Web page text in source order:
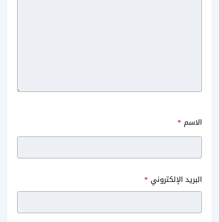
الاسم *
البريد الإلكتروني *